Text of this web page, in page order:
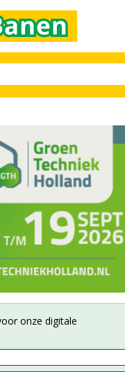
onze digitale